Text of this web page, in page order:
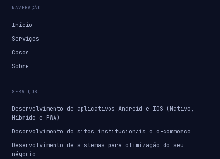
NAVEGAÇÃO
Início
Serviços
Cases
Sobre
SERVIÇOS
Desenvolvimento de aplicativos Android e IOS (Nativo,
Híbrido e PWA)
Desenvolvimento de sites institucionais e e-commerce
Desenvolvimento de sistemas para otimização do seu
négocio